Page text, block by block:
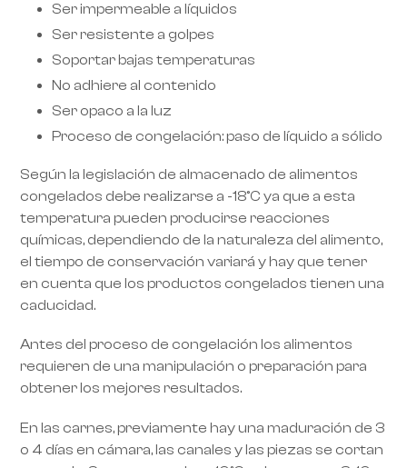
Ser impermeable a líquidos
Ser resistente a golpes
Soportar bajas temperaturas
No adhiere al contenido
Ser opaco a la luz
Proceso de congelación: paso de líquido a sólido
Según la legislación de almacenado de alimentos
congelados debe realizarse a -18°C ya que a esta
temperatura pueden producirse reacciones
químicas, dependiendo de la naturaleza del alimento,
el tiempo de conservación variará y hay que tener
en cuenta que los productos congelados tienen una
caducidad.
Antes del proceso de congelación los alimentos
requieren de una manipulación o preparación para
obtener los mejores resultados.
En las carnes, previamente hay una maduración de 3
o 4 días en cámara, las canales y las piezas se cortan